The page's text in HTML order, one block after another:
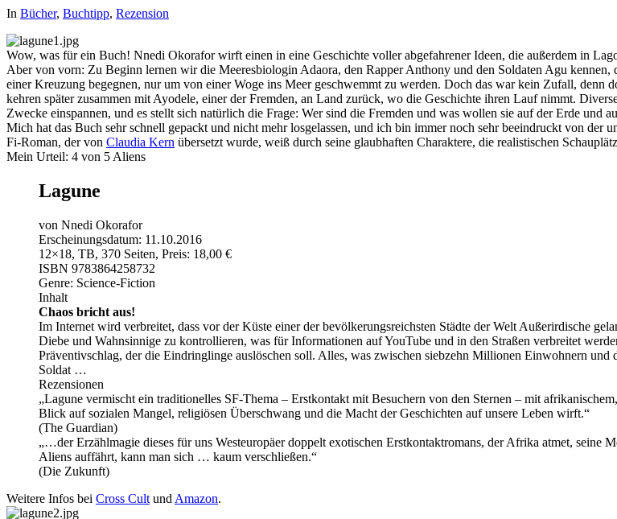
In Bücher, Buchtipp, Rezension
Wow, was für ein Buch! Nnedi Okorafor wirft einen in eine Geschichte voller abgefahrener Ideen, die außerdem in
Aber von vorn: Zu Beginn lernen wir die Meeresbiologin Adaora, den Rapper Anthony und den Soldaten Agu
einer Kreuzung begegnen, nur um von einer Woge ins Meer geschwemmt zu werden. Doch das war kein Zufall,
kehren später zusammen mit Ayodele, einer der Fremden, an Land zurück, wo die Geschichte ihren Lauf nimmt.
Zwecke einspannen, und es stellt sich natürlich die Frage: Wer sind die Fremden und was wollen sie auf der Erde und
Mich hat das Buch sehr schnell gepackt und nicht mehr losgelassen, und ich bin immer noch sehr beeindruckt von
Fi-Roman, der von Claudia Kern übersetzt wurde, weiß durch seine glaubhaften Charaktere, die realistischen
Mein Urteil: 4 von 5 Aliens
Lagune
von Nnedi Okorafor
Erscheinungsdatum: 11.10.2016
12×18, TB, 370 Seiten, Preis: 18,00 €
ISBN 9783864258732
Genre: Science-Fiction
Inhalt
Chaos bricht aus!
Im Internet wird verbreitet, dass vor der Küste einer der bevölkerungsreichsten Städte der Welt Außerirdische
Diebe und Wahnsinnige zu kontrollieren, was für Informationen auf YouTube und in den Straßen verbreitet
Präventivschlag, der die Eindringlinge auslöschen soll. Alles, was zwischen siebzehn Millionen Einwohnern
Soldat …
Rezensionen
„Lagune vermischt ein traditionelles SF-Thema – Erstkontakt mit Besuchern von den Sternen – mit
Blick auf sozialen Mangel, religiösen Überschwang und die Macht der Geschichten auf unsere Leben wirft.“
(The Guardian)
„…der Erzählmagie dieses für uns Westeuropäer doppelt exotischen Erstkontaktromans, der Afrika atmet, seine
Aliens auffährt, kann man sich … kaum verschließen.“
(Die Zukunft)
Weitere Infos bei Cross Cult und Amazon.